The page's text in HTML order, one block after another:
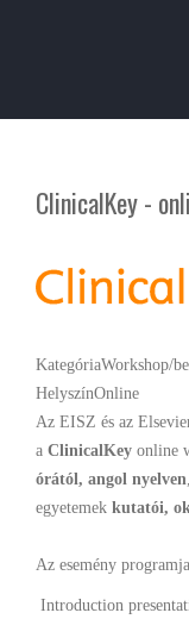
ClinicalKey -
KategóriaWorkshop/
HelyszínOnline
Az EISZ és az
a ClinicalKey online
órától, angol nyelven
egyetemek kutatói,
Az esemény
Introduction